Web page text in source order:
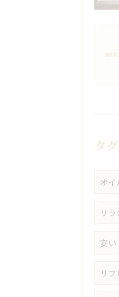
タグ
オイ
リ
安い
リフ